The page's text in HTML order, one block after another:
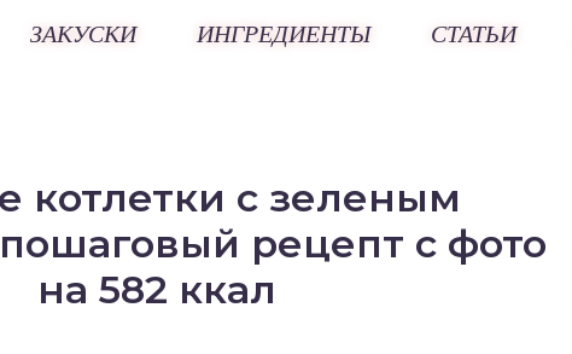
ЗАКУСКИ ИНГРЕДИЕНТЫ СТАТЬИ
котлетки с зеленым
рецепт с фото
на 582 ккал